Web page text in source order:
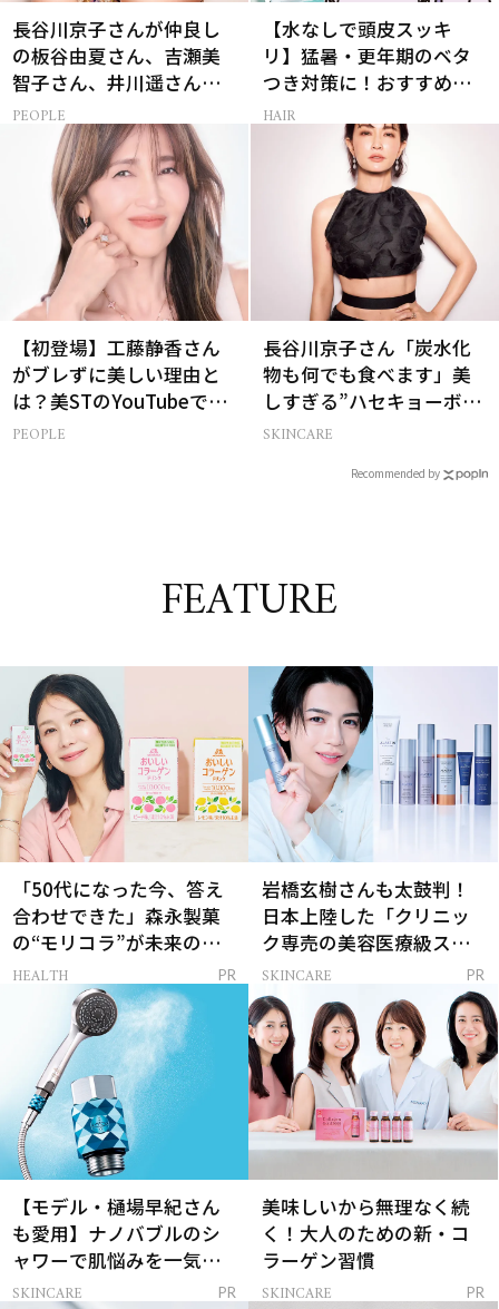
長谷川京子さんが仲良し
の板谷由夏さん、吉瀬美
智子さん、井川遥さんと
集まる理由は…
PEOPLE
【水なしで頭皮スッキ
リ】猛暑・更年期のベタ
つき対策に！おすすめ最
新ドライシャンプー4選
HAIR
【初登場】工藤静香さん
がブレずに美しい理由と
は？美STのYouTubeでは
ALL私物の「ポーチの中
PEOPLE
長谷川京子さん「炭水化
物も何でも食べます」美
しすぎる”ハセキョーボデ
ィ”を作る秘訣
SKINCARE
Recommended by
FEATURE
「50代になった今、答え
合わせできた」森永製菓
の“モリコラ”が未来のキ
レイを連れてくる！
HEALTH PR
岩橋玄樹さんも太鼓判！
日本上陸した「クリニッ
ク専売の美容医療級スキ
ンケア」
SKINCARE PR
【モデル・樋場早紀さん
も愛用】ナノバブルのシ
ャワーで肌悩みを一気に
解決
SKINCARE PR
美味しいから無理なく続
く！大人のための新・コ
ラーゲン習慣
SKINCARE PR